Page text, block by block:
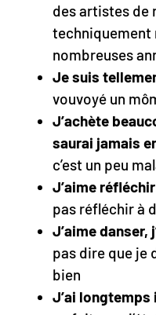
des artistes de
techniquement
nombreuses
Je suis
vouvoyé un
J’achète
saurai jamais
c’est un peu
J’aime
pas réfléchir à
J’aime danser,
pas dire que je
bien
J’ai longtemps